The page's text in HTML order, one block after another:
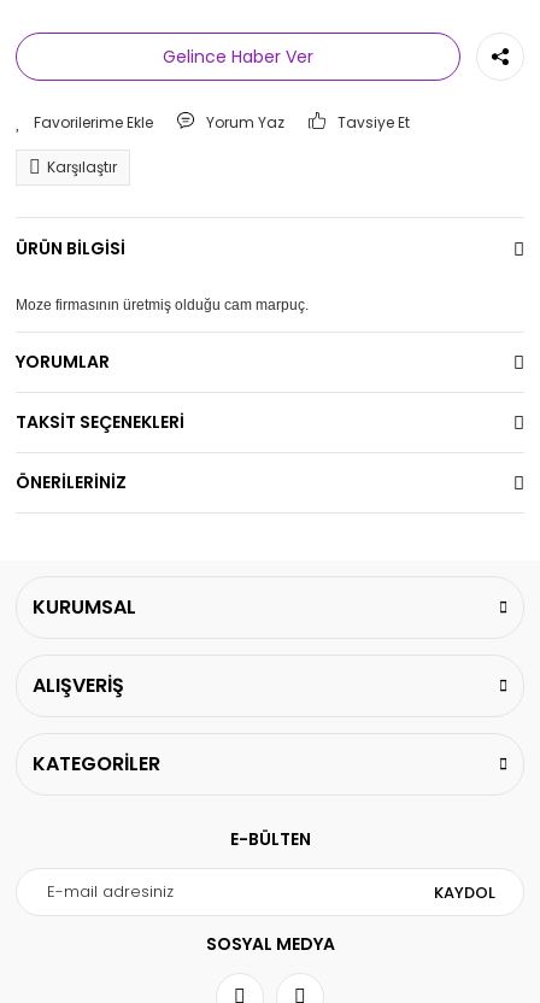
Gelince Haber Ver
Yorum Yaz Tavsiye Et
Karşılaştır
ÜRÜN BİLGİSİ
Moze firmasının üretmiş olduğu cam marpuç.
YORUMLAR
TAKSİT SEÇENEKLERİ
ÖNERİLERİNİZ
KURUMSAL
ALIŞVERİŞ
KATEGORİLER
E-BÜLTEN
KAYDOL
SOSYAL MEDYA